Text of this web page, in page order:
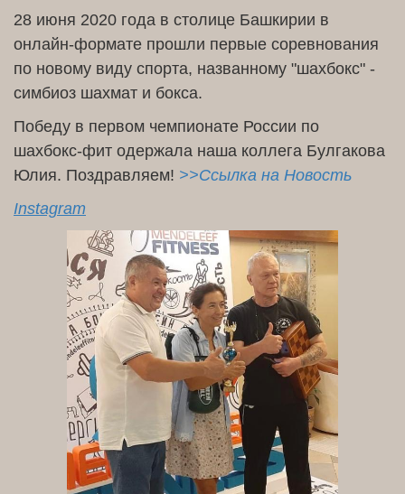
28 июня 2020 года в столице Башкирии в
онлайн-формате прошли первые соревнования
по новому виду спорта, названному "шахбокс" -
симбиоз шахмат и бокса.
Победу в первом чемпионате России по
шахбокс-фит одержала наша коллега Булгакова
Юлия. Поздравляем! >>Ссылка на Новость
Instagram